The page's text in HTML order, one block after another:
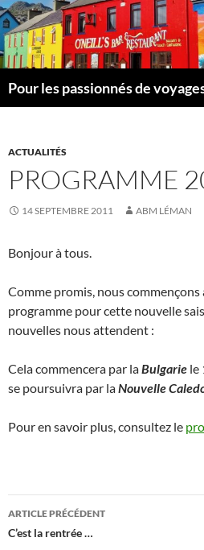
Aller
au
contenu
ACTUALITÉS
PROGRAMME
14 SEPTEMBRE 2011 ABM LÉMAN
Bonjour à tous.
Comme promis, nous commençons
programme pour cette nouvelle
nouvelles nous attendent :
Cela commencera par laBulgarie le
se poursuivra par laNouvelle
Pour en savoir plus, consultez le
Navigation
des
ARTICLE PRÉCÉDENT
C’est la rentrée …